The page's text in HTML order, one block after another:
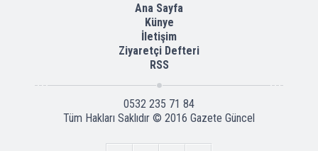
Ana Sayfa
Künye
İletişim
Ziyaretçi Defteri
RSS
0532 235 71 84
Tüm Hakları Saklıdır © 2016 Gazete Güncel